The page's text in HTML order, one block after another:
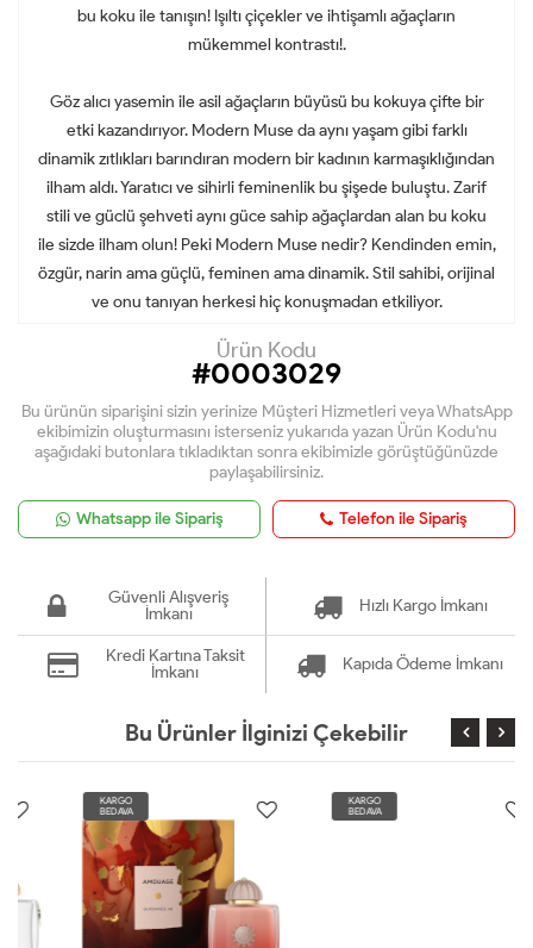
bu koku ile tanışın! Işıltı çiçekler ve ihtişamlı ağaçların
mükemmel kontrastı!.
Göz alıcı yasemin ile asil ağaçların büyüsü bu kokuya çifte bir
etki kazandırıyor. Modern Muse da aynı yaşam gibi farklı
dinamik zıtlıkları barındıran modern bir kadının karmaşıklığından
ilham aldı. Yaratıcı ve sihirli feminenlik bu şişede buluştu. Zarif
stili ve güclü şehveti aynı güce sahip ağaçlardan alan bu koku
ile sizde ilham olun! Peki Modern Muse nedir? Kendinden emin,
özgür, narin ama güçlü, feminen ama dinamik. Stil sahibi, orijinal
ve onu tanıyan herkesi hiç konuşmadan etkiliyor.
Ürün Kodu
#0003029
Bu ürünün siparişini sizin yerinize Müşteri Hizmetleri veya WhatsApp
ekibimizin oluşturmasını isterseniz yukarıda yazan Ürün Kodu'nu
aşağıdaki butonlara tıkladıktan sonra ekibimizle görüştüğünüzde
paylaşabilirsiniz.
Whatsapp ile Sipariş Telefon ile Sipariş
Güvenli Alışveriş
İmkanı
Hızlı Kargo İmkanı
Kredi Kartına Taksit
İmkanı
Kapıda Ödeme İmkanı
Bu Ürünler İlginizi Çekebilir